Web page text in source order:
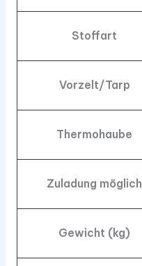
Stoffart
Vorzelt/Tarp
Thermohaube
Zuladung möglich
Gewicht (kg)